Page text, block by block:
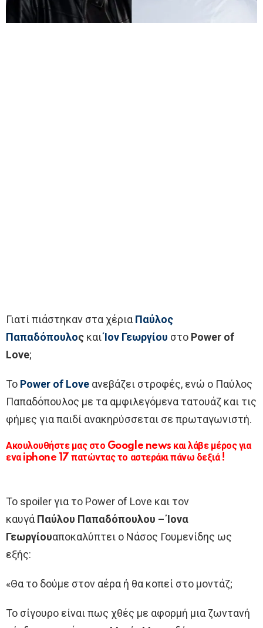
Γιατί πιάστηκαν στα χέριαΠαύλος
Παπαδόπουλος καιΊον Γεωργίου στο Power of
Love;
Το Power of Love ανεβάζει στροφές, ενώ ο Παύλος
Παπαδόπουλος με τα αμφιλεγόμενα τατουάζ και τις
φήμες για παιδί ανακηρύσσεται σε πρωταγωνιστή.
Ακουλουθήστε μας στο Google news και λάβε μέρος για
ενα iphone 17 πατώντας το αστεράκι πάνω δεξιά !
Το spoiler για το Power of Love και τον
καυγάΠαύλου Παπαδόπουλου – Ίονα
Γεωργίουαποκαλύπτει ο Νάσος Γουμενίδης ως
εξής:
«Θα το δούμε στον αέρα ή θα κοπεί στο μοντάζ;
Το σίγουρο είναι πως χθές με αφορμή μια ζωντανή